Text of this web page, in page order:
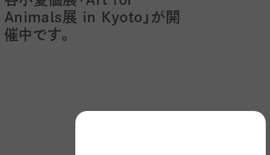
Animals展 in Kyoto」が開
催中です。